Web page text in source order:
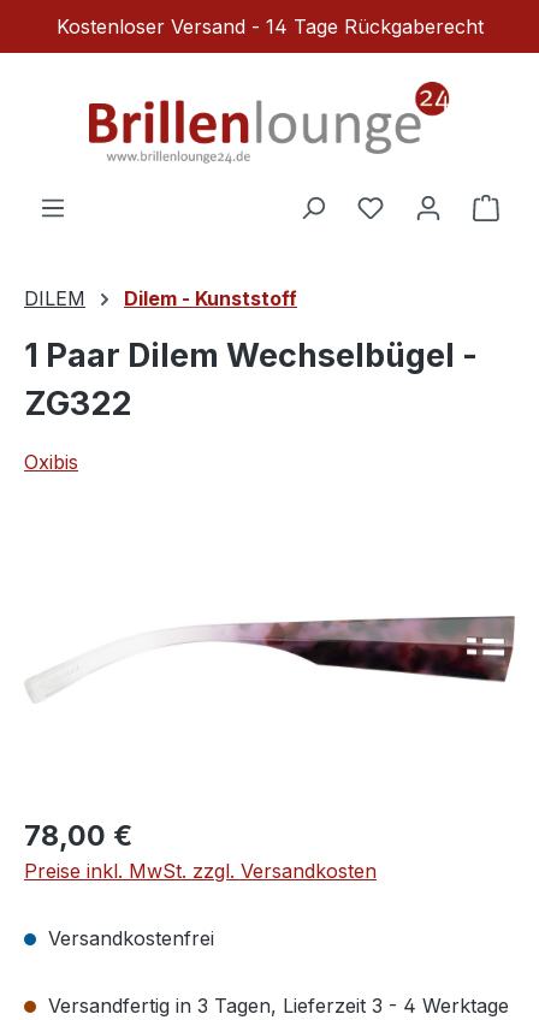
Zum Hauptinhalt springen
Kostenloser Versand - 14 Tage Rückgaberecht
Du hast 0
DILEM Dilem - Kunststoff
1 Paar Dilem Wechselbügel -
ZG322
Oxibis
Regulärer Preis:
78,00 €
Preise inkl. MwSt. zzgl. Versandkosten
Versandkostenfrei
Versandfertig in 3 Tagen, Lieferzeit 3 - 4 Werktage